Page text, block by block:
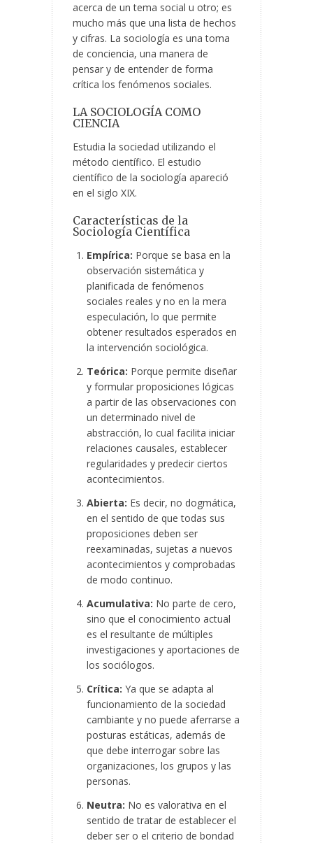
acerca de un tema social u otro; es
mucho más que una lista de hechos
y cifras. La sociología es una toma
de conciencia, una manera de
pensar y de entender de forma
crítica los fenómenos sociales.
LA SOCIOLOGÍA COMO
CIENCIA
Estudia la sociedad utilizando el
método científico. El estudio
científico de la sociología apareció
en el siglo XIX.
Características de la
Sociología Científica
Empírica: Porque se basa en la
observación sistemática y
planificada de fenómenos
sociales reales y no en la mera
especulación, lo que permite
obtener resultados esperados en
la intervención sociológica.
Teórica: Porque permite diseñar
y formular proposiciones lógicas
a partir de las observaciones con
un determinado nivel de
abstracción, lo cual facilita iniciar
relaciones causales, establecer
regularidades y predecir ciertos
acontecimientos.
Abierta: Es decir, no dogmática,
en el sentido de que todas sus
proposiciones deben ser
reexaminadas, sujetas a nuevos
acontecimientos y comprobadas
de modo continuo.
Acumulativa: No parte de cero,
sino que el conocimiento actual
es el resultante de múltiples
investigaciones y aportaciones de
los sociólogos.
Crítica: Ya que se adapta al
funcionamiento de la sociedad
cambiante y no puede aferrarse a
posturas estáticas, además de
que debe interrogar sobre las
organizaciones, los grupos y las
personas.
Neutra: No es valorativa en el
sentido de tratar de establecer el
deber ser o el criterio de bondad